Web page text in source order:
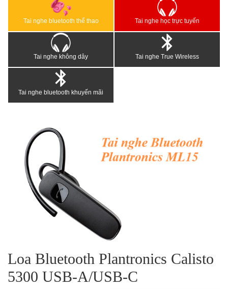
Tai nghe bluetooth thể thao Tai nghe học trực tuyến
Tai nghe không dây Tai nghe True Wireless
Tai nghe bluetooth khuyến mãi
Loa Bluetooth Plantronics Calisto
5300 USB-A/USB-C